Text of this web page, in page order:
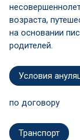
возраста,
на основании
родителей.
Условия
по договору
Транспорт